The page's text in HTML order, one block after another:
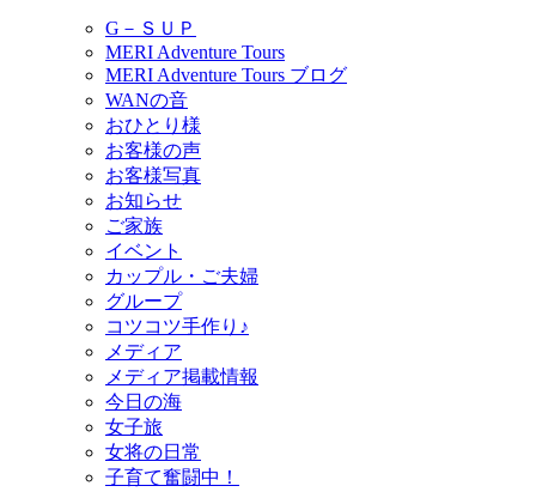
G－ＳＵＰ
MERI Adventure Tours
MERI Adventure Tours ブログ
WANの音
おひとり様
お客様の声
お客様写真
お知らせ
ご家族
イベント
カップル・ご夫婦
グループ
コツコツ手作り♪
メディア
メディア掲載情報
今日の海
女子旅
女将の日常
子育て奮闘中！